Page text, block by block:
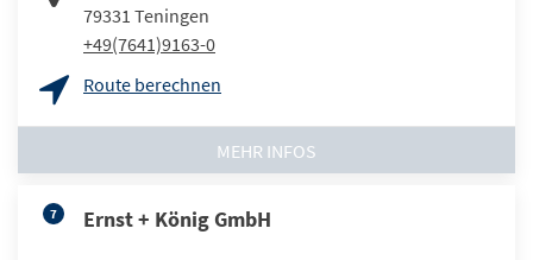
79331 Teningen
+49(7641)9163-0
Route berechnen
MEHR INFOS
7 Ernst + König GmbH